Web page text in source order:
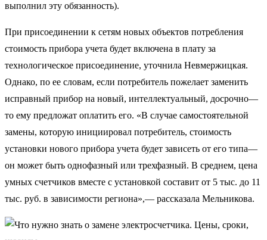
выполнил эту обязанность).
При присоединении к сетям новых объектов потребления
стоимость прибора учета будет включена в плату за
технологическое присоединение, уточнила Невмержицкая.
Однако, по ее словам, если потребитель пожелает заменить
исправный прибор на новый, интеллектуальный, досрочно—
то ему предложат оплатить его. «В случае самостоятельной
замены, которую инициировал потребитель, стоимость
установки нового прибора учета будет зависеть от его типа—
он может быть однофазный или трехфазный. В среднем, цена
умных счетчиков вместе с установкой составит от 5 тыс. до 11
тыс. руб. в зависимости региона»,— рассказала Мельникова.